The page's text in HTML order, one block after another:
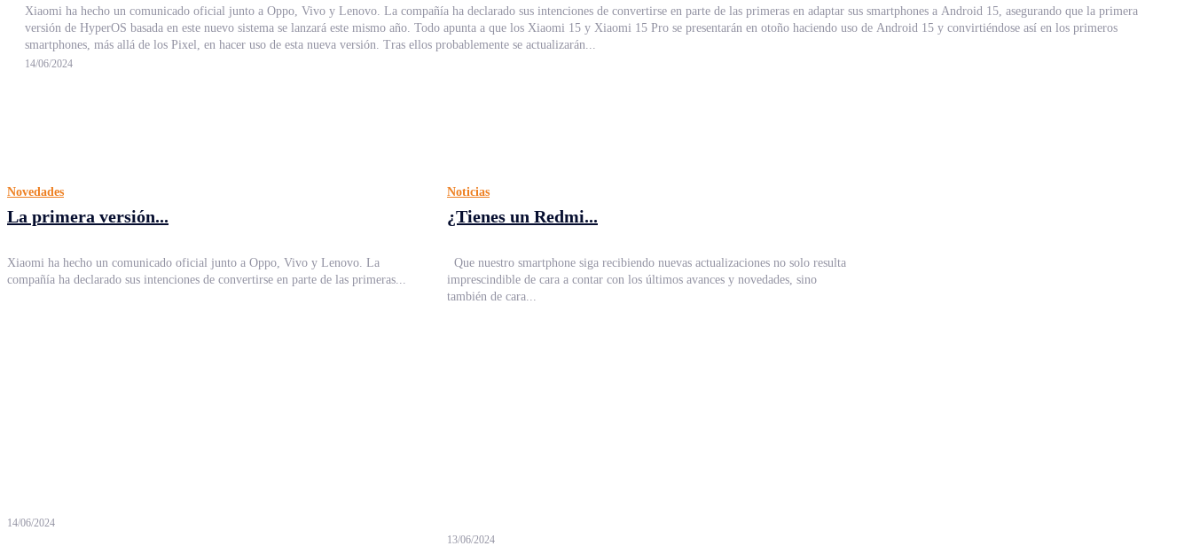
Xiaomi ha hecho un comunicado oficial junto a Oppo, Vivo y Lenovo. La compañía ha declarado sus intenciones de convertirse en parte de las primeras en adaptar sus smartphones a Android 15, asegurando que la primera
versión de HyperOS basada en este nuevo sistema se lanzará este mismo año. Todo apunta a que los Xiaomi 15 y Xiaomi 15 Pro se presentarán en otoño haciendo uso de Android 15 y convirtiéndose así en los primeros
smartphones, más allá de los Pixel, en hacer uso de esta nueva versión. Tras ellos probablemente se actualizarán...
14/06/2024
Novedades
La primera versión...
Xiaomi ha hecho un comunicado oficial junto a Oppo, Vivo y Lenovo. La
compañía ha declarado sus intenciones de convertirse en parte de las primeras...
14/06/2024
Noticias
¿Tienes un Redmi...
Que nuestro smartphone siga recibiendo nuevas actualizaciones no solo resulta
imprescindible de cara a contar con los últimos avances y novedades, sino
también de cara...
13/06/2024